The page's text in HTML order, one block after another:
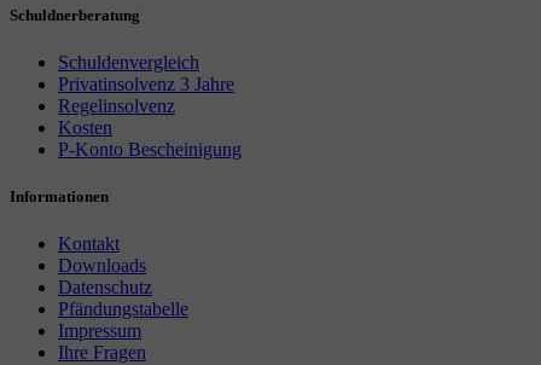
Schuldnerberatung
Schuldenvergleich
Privatinsolvenz 3 Jahre
Regelinsolvenz
Kosten
P-Konto Bescheinigung
Informationen
Kontakt
Downloads
Datenschutz
Pfändungstabelle
Impressum
Ihre Fragen